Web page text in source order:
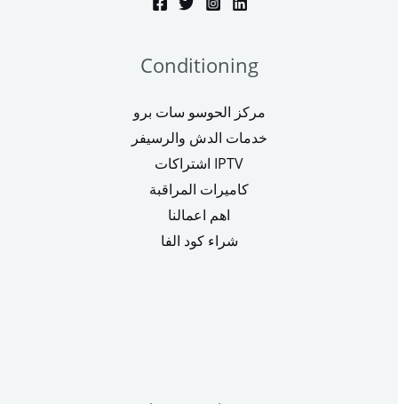
Conditioning
مركز الحوسو سات برو
خدمات الدش والرسيفر
اشتراكات IPTV
كاميرات المراقبة
اهم اعمالنا
شراء كود الفا